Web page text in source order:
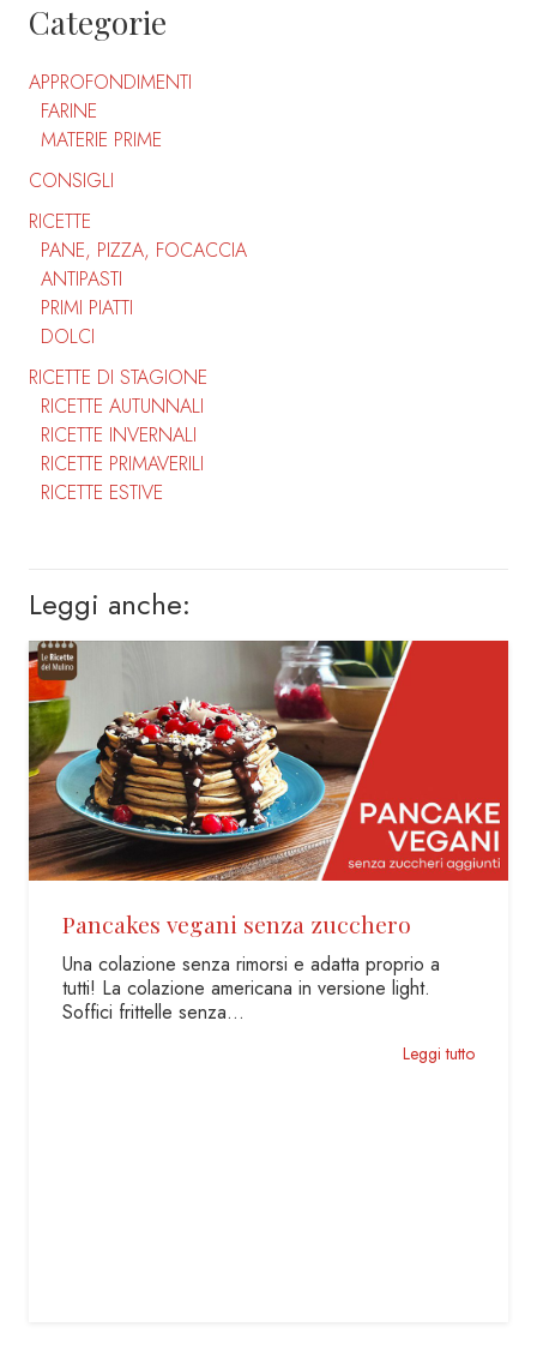
Categorie
APPROFONDIMENTI
FARINE
MATERIE PRIME
CONSIGLI
RICETTE
PANE, PIZZA, FOCACCIA
ANTIPASTI
PRIMI PIATTI
DOLCI
RICETTE DI STAGIONE
RICETTE AUTUNNALI
RICETTE INVERNALI
RICETTE PRIMAVERILI
RICETTE ESTIVE
Leggi anche:
Costolette di agnello impanate
Per il pranzo delle feste, in particolare della
tradizione di Pasqua, non può mancare l’agnello. Il
suo sapore…
Leggi tutto